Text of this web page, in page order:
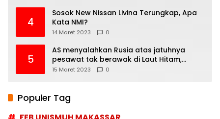
4
Sosok New Nissan Livina Terungkap, Apa
Kata NMI?
14 Maret 2023 0
5
AS menyalahkan Rusia atas jatuhnya
pesawat tak berawak di Laut Hitam,
Moskow menyangkal
15 Maret 2023 0
Populer Tag